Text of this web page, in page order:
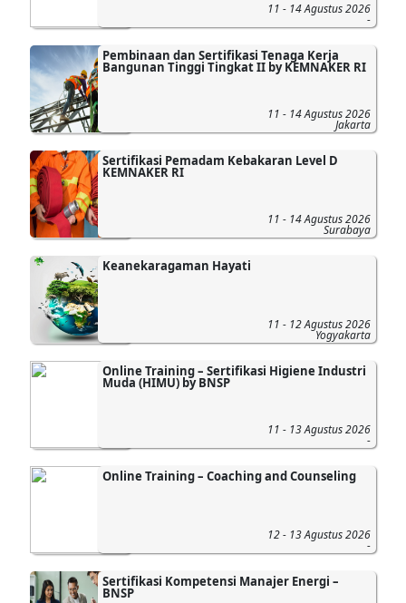
11 - 14 Agustus 2026
-
Pembinaan dan Sertifikasi Tenaga Kerja
Bangunan Tinggi Tingkat II by KEMNAKER RI
11 - 14 Agustus 2026
Jakarta
Sertifikasi Pemadam Kebakaran Level D
KEMNAKER RI
11 - 14 Agustus 2026
Surabaya
Keanekaragaman Hayati
11 - 12 Agustus 2026
Yogyakarta
Online Training – Sertifikasi Higiene Industri
Muda (HIMU) by BNSP
11 - 13 Agustus 2026
-
Online Training – Coaching and Counseling
12 - 13 Agustus 2026
-
Sertifikasi Kompetensi Manajer Energi –
BNSP